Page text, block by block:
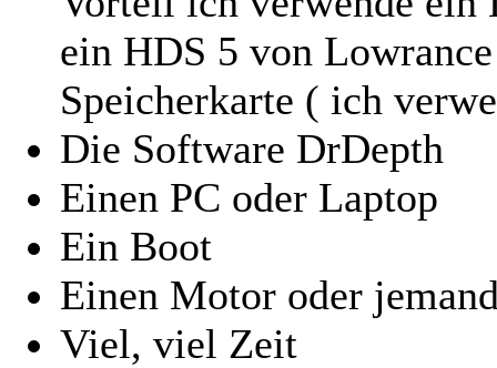
ein HDS 5 von
Speicherkarte ( ich
Die Software DrDepth
Einen PC oder Laptop
Ein Boot
Einen Motor oder
Viel, viel Zeit